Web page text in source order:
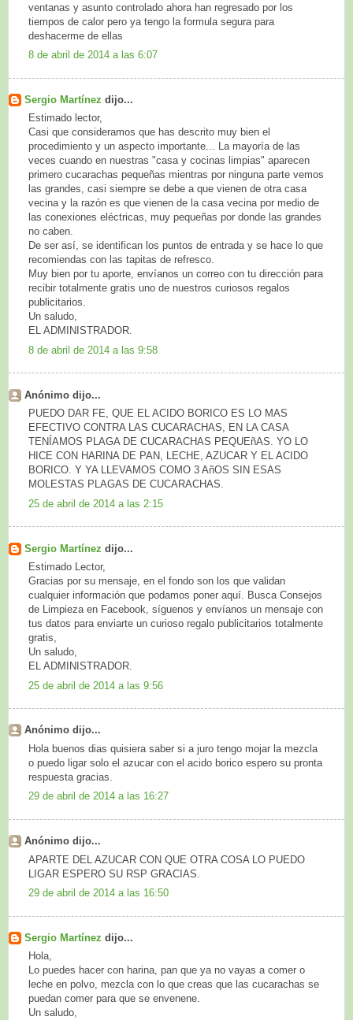
ventanas y asunto controlado ahora han regresado por los
tiempos de calor pero ya tengo la formula segura para
deshacerme de ellas
8 de abril de 2014 a las 6:07
Sergio Martínez dijo...
Estimado lector,
Casi que consideramos que has descrito muy bien el
procedimiento y un aspecto importante... La mayoría de las
veces cuando en nuestras "casa y cocinas limpias" aparecen
primero cucarachas pequeñas mientras por ninguna parte vemos
las grandes, casi siempre se debe a que vienen de otra casa
vecina y la razón es que vienen de la casa vecina por medio de
las conexiones eléctricas, muy pequeñas por donde las grandes
no caben.
De ser así, se identifican los puntos de entrada y se hace lo que
recomiendas con las tapitas de refresco.
Muy bien por tu aporte, envíanos un correo con tu dirección para
recibir totalmente gratis uno de nuestros curiosos regalos
publicitarios.
Un saludo,
EL ADMINISTRADOR.
8 de abril de 2014 a las 9:58
Anónimo dijo...
PUEDO DAR FE, QUE EL ACIDO BORICO ES LO MAS
EFECTIVO CONTRA LAS CUCARACHAS, EN LA CASA
TENÍAMOS PLAGA DE CUCARACHAS PEQUEñAS. YO LO
HICE CON HARINA DE PAN, LECHE, AZUCAR Y EL ACIDO
BORICO. Y YA LLEVAMOS COMO 3 AñOS SIN ESAS
MOLESTAS PLAGAS DE CUCARACHAS.
25 de abril de 2014 a las 2:15
Sergio Martínez dijo...
Estimado Lector,
Gracias por su mensaje, en el fondo son los que validan
cualquier información que podamos poner aquí. Busca Consejos
de Limpieza en Facebook, síguenos y envíanos un mensaje con
tus datos para enviarte un curioso regalo publicitarios totalmente
gratis,
Un saludo,
EL ADMINISTRADOR.
25 de abril de 2014 a las 9:56
Anónimo dijo...
Hola buenos dias quisiera saber si a juro tengo mojar la mezcla
o puedo ligar solo el azucar con el acido borico espero su pronta
respuesta gracias.
29 de abril de 2014 a las 16:27
Anónimo dijo...
APARTE DEL AZUCAR CON QUE OTRA COSA LO PUEDO
LIGAR ESPERO SU RSP GRACIAS.
29 de abril de 2014 a las 16:50
Sergio Martínez dijo...
Hola,
Lo puedes hacer con harina, pan que ya no vayas a comer o
leche en polvo, mezcla con lo que creas que las cucarachas se
puedan comer para que se envenene.
Un saludo,